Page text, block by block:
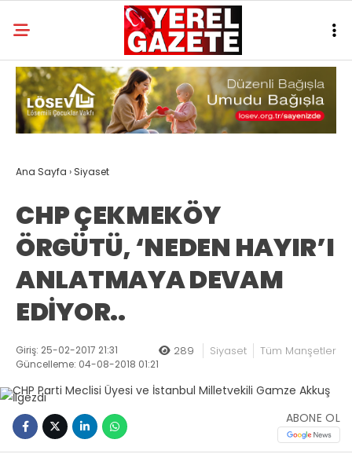
Ana Sayfa › Siyaset
CHP ÇEKMEKÖY
ÖRGÜTÜ, ‘NEDEN HAYIR’I
ANLATMAYA DEVAM
EDİYOR..
Giriş: 25-02-2017 21:31
Güncelleme: 04-08-2018 01:21
289 Siyaset Tüm Manşetler
ABONE OL